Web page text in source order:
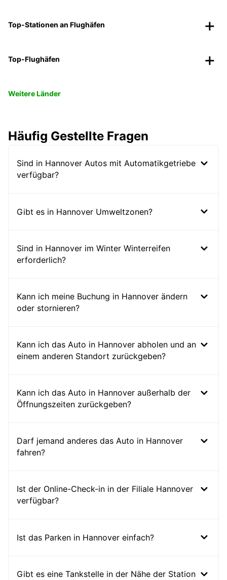
Top-Stationen an Flughäfen
Top-Flughäfen
Weitere Länder
Häufig Gestellte Fragen
Sind in Hannover Autos mit Automatikgetriebe
verfügbar?
Gibt es in Hannover Umweltzonen?
Sind in Hannover im Winter Winterreifen
erforderlich?
Kann ich meine Buchung in Hannover ändern
oder stornieren?
Kann ich das Auto in Hannover abholen und an
einem anderen Standort zurückgeben?
Kann ich das Auto in Hannover außerhalb der
Öffnungszeiten zurückgeben?
Darf jemand anderes das Auto in Hannover
fahren?
Ist der Online-Check-in in der Filiale Hannover
verfügbar?
Ist das Parken in Hannover einfach?
Gibt es eine Tankstelle in der Nähe der Station